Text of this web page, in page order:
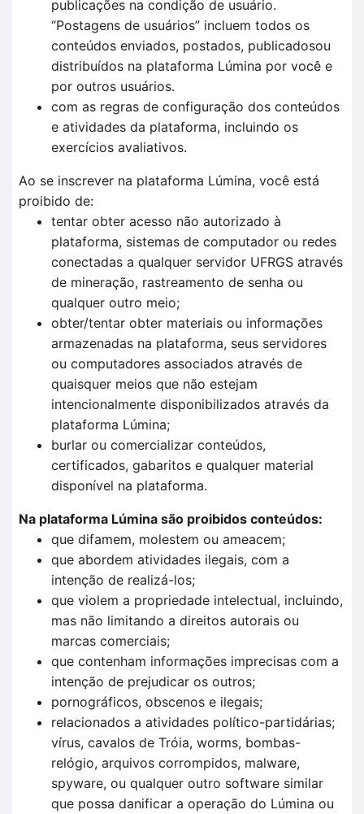
publicações na condição de usuário.
“Postagens de usuários” incluem todos os
conteúdos enviados, postados, publicadosou
distribuídos na plataforma Lúmina por você e
por outros usuários.
com as regras de configuração dos conteúdos
e atividades da plataforma, incluindo os
exercícios avaliativos.
Ao se inscrever na plataforma Lúmina, você está
proibido de:
tentar obter acesso não autorizado à
plataforma, sistemas de computador ou redes
conectadas a qualquer servidor UFRGS através
de mineração, rastreamento de senha ou
qualquer outro meio;
obter/tentar obter materiais ou informações
armazenadas na plataforma, seus servidores
ou computadores associados através de
quaisquer meios que não estejam
intencionalmente disponibilizados através da
plataforma Lúmina;
burlar ou comercializar conteúdos,
certificados, gabaritos e qualquer material
disponível na plataforma.
Na plataforma Lúmina são proibidos conteúdos:
que difamem, molestem ou ameacem;
que abordem atividades ilegais, com a
intenção de realizá-los;
que violem a propriedade intelectual, incluindo,
mas não limitando a direitos autorais ou
marcas comerciais;
que contenham informações imprecisas com a
intenção de prejudicar os outros;
pornográficos, obscenos e ilegais;
relacionados a atividades político-partidárias;
vírus, cavalos de Tróia, worms, bombas-
relógio, arquivos corrompidos, malware,
spyware, ou qualquer outro software similar
que possa danificar a operação do Lúmina ou